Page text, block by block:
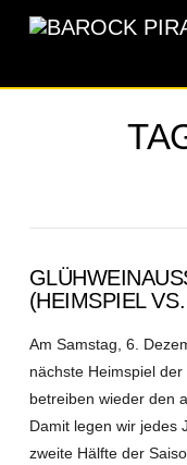
(HEIMSPIEL
Am Samstag, 6.
nächste Heimspiel
betreiben wieder den
Damit legen wir jedes
zweite Hälfte der